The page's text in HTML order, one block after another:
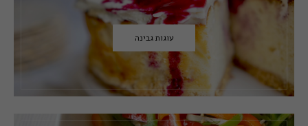
עוגות גבינה